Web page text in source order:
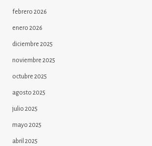
febrero 2026
enero 2026
diciembre 2025
noviembre 2025
octubre 2025
agosto 2025
julio 2025
mayo 2025
abril 2025